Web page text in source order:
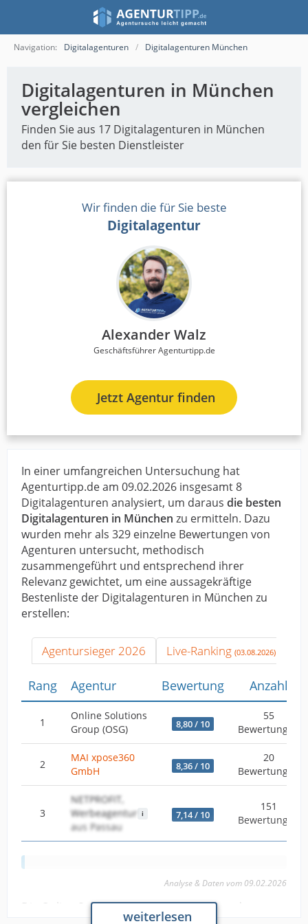
Navigation: Digitalagenturen Digitalagenturen München
Digitalagenturen in München
vergleichen
Finden Sie aus 17 Digitalagenturen in München
den für Sie besten Dienstleister
Wir finden die für Sie beste
Digitalagentur
Alexander Walz
Geschäftsführer Agenturtipp.de
Jetzt Agentur finden
In einer umfangreichen Untersuchung hat
Agenturtipp.de am 09.02.2026 insgesamt 8
Digitalagenturen analysiert, um daraus die besten
Digitalagenturen in München zu ermitteln. Dazu
wurden mehr als 329 einzelne Bewertungen von
Agenturen untersucht, methodisch
zusammengeführt und entsprechend ihrer
Relevanz gewichtet, um eine aussagekräftige
Bestenliste der Digitalagenturen in München zu
erstellen:
Agentursieger 2026 Live-Ranking (03.08.2026)
Rang Agentur Bewertung Anzahl
1
Online Solutions
Group (OSG)
8,80 / 10
55
Bewertungen
2
MAI xpose360
GmbH
8,36 / 10
20
Bewertungen
3
NETPROFIT,
Werbeagentur
aus Passau
7,14 / 10
151
Bewertungen
Analyse & Daten vom 09.02.2026
Die Online Solutions Group (OSG) nimmt den
weiterlesen